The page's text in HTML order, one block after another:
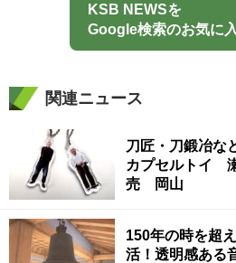
KSB NEWSを
Google検索のお気に
関連ニュース
刀匠・刀鍛冶な
カプセルトイ
売 岡山
150年の時を超
活！透明感ある